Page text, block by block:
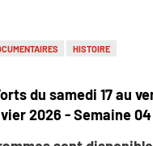
HISTOIRE
du samedi 17 au
2026 - Semaine 04